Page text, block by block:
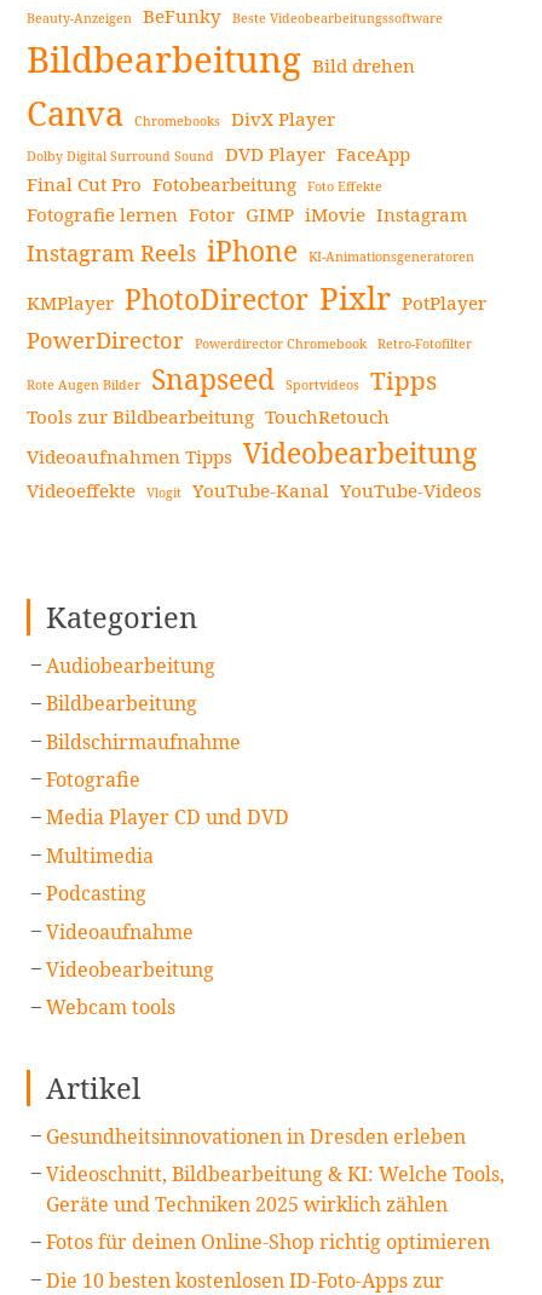
Eine
für-
Schritt-
Anleitung,
wie
Sie
auf
Ihrem
Smartphone
zusammenführen
[2024]
weiterlesen
Seitenleiste
Beauty-Anzeigen BeFunky Beste Videobearbeitungssoftware
Bildbearbeitung Bild drehen
Canva Chromebooks DivX Player
Dolby Digital Surround Sound DVD Player FaceApp
Final Cut Pro Fotobearbeitung Foto Effekte
Fotografie lernen Fotor GIMP iMovie Instagram
Instagram Reels iPhone KI-Animationsgeneratoren
KMPlayer PhotoDirector Pixlr PotPlayer
PowerDirector Powerdirector Chromebook Retro-Fotofilter
Rote Augen Bilder Snapseed Sportvideos Tipps
Tools zur Bildbearbeitung TouchRetouch
Videoaufnahmen Tipps Videobearbeitung
Videoeffekte Vlogit YouTube-Kanal YouTube-Videos
Kategorien
Audiobearbeitung
Bildbearbeitung
Bildschirmaufnahme
Fotografie
Media Player CD und DVD
Multimedia
Podcasting
Videoaufnahme
Videobearbeitung
Webcam tools
Artikel
Gesundheitsinnovationen in Dresden erleben
Videoschnitt, Bildbearbeitung & KI: Welche Tools,
Geräte und Techniken 2025 wirklich zählen
Fotos für deinen Online-Shop richtig optimieren
Die 10 besten kostenlosen ID-Foto-Apps zur